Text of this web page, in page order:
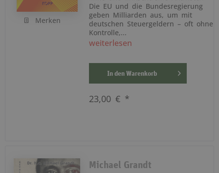
Merken
Die EU und die Bundesregierung
geben Milliarden aus, um mit
deutschen Steuergeldern – oft ohne
Kontrolle,...
weiterlesen
In den Warenkorb
23,00 € *
Michael Grandt